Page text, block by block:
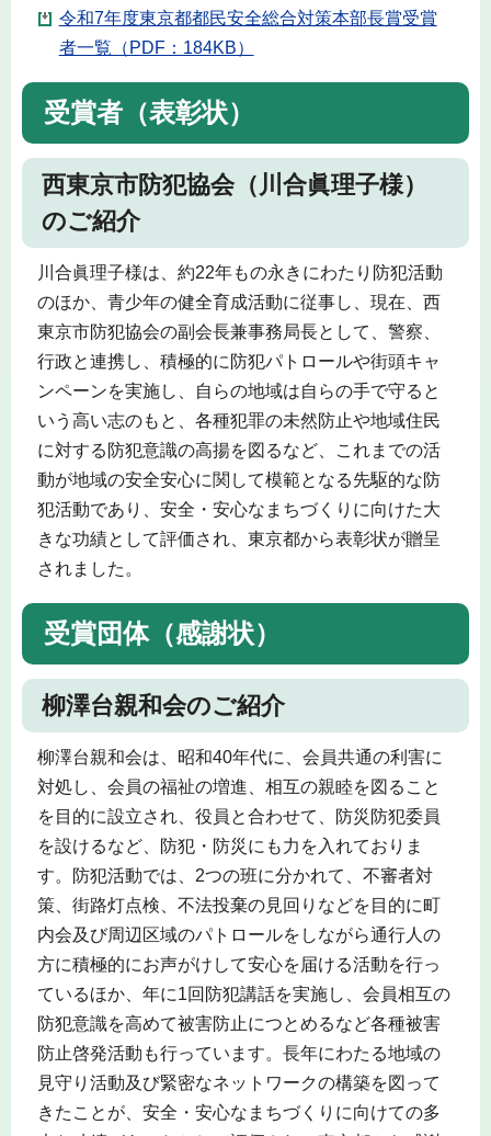
令和7年度東京都都民安全総合対策本部長賞受賞
者一覧（PDF：184KB）
受賞者（表彰状）
西東京市防犯協会（川合眞理子様）
のご紹介
川合眞理子様は、約22年もの永きにわたり防犯活動
のほか、青少年の健全育成活動に従事し、現在、西
東京市防犯協会の副会長兼事務局長として、警察、
行政と連携し、積極的に防犯パトロールや街頭キャ
ンペーンを実施し、自らの地域は自らの手で守ると
いう高い志のもと、各種犯罪の未然防止や地域住民
に対する防犯意識の高揚を図るなど、これまでの活
動が地域の安全安心に関して模範となる先駆的な防
犯活動であり、安全・安心なまちづくりに向けた大
きな功績として評価され、東京都から表彰状が贈呈
されました。
受賞団体（感謝状）
柳澤台親和会のご紹介
柳澤台親和会は、昭和40年代に、会員共通の利害に
対処し、会員の福祉の増進、相互の親睦を図ること
を目的に設立され、役員と合わせて、防災防犯委員
を設けるなど、防犯・防災にも力を入れておりま
す。防犯活動では、2つの班に分かれて、不審者対
策、街路灯点検、不法投棄の見回りなどを目的に町
内会及び周辺区域のパトロールをしながら通行人の
方に積極的にお声がけして安心を届ける活動を行っ
ているほか、年に1回防犯講話を実施し、会員相互の
防犯意識を高めて被害防止につとめるなど各種被害
防止啓発活動も行っています。長年にわたる地域の
見守り活動及び緊密なネットワークの構築を図って
きたことが、安全・安心なまちづくりに向けての多